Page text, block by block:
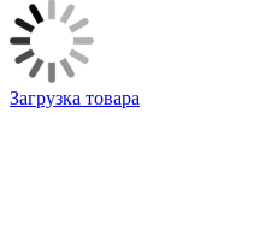
Загрузка товара